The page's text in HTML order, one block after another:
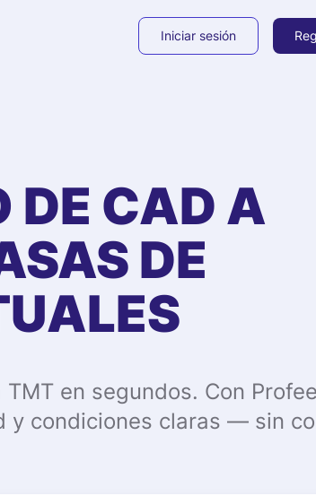
Iniciar sesión
DE CAD A
DE
en segundos. Con
y condiciones claras — sin